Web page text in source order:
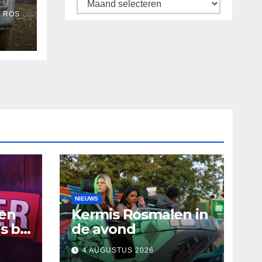
ROS
bij
NIEUWS
Kermis Rosmalen in
de avond
4 AUGUSTUS 2026